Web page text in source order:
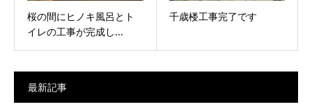
桜の間にヒノキ風呂とト
イレの工事が完成し...
千歳楼工事完了です
最新記事